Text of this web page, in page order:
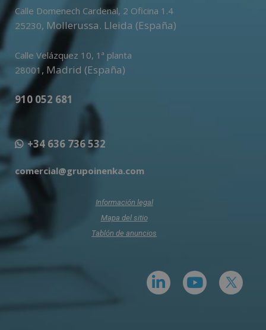
Calle Domenech Cardenal, 2 Oficina 1.4
25230, Mollerussa. Lleida (España)
Calle Velázquez 10, 1ª planta
28001, Madrid (España)
910 052 681
+34 636 736 532
comercial@grupoinenka.com
Información legal
Mapa del sitio
Tablón de anuncios